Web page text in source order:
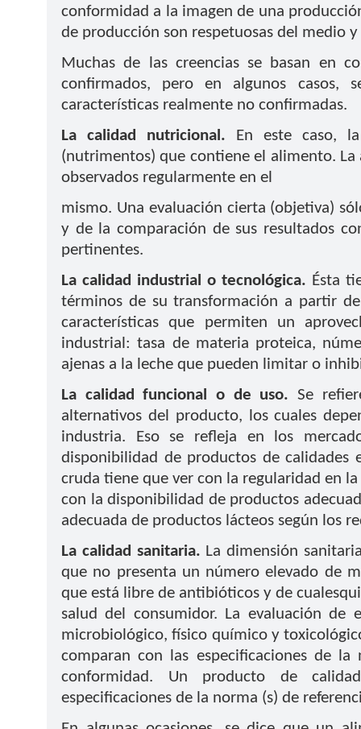
conformidad a la imagen de una
de producción son respetuosas del medio
Muchas de las creencias se basan en
confirmados, pero en algunos
características realmente no confirmadas.
La calidad nutricional. En este caso,
(nutrimentos) que contiene el alimento. La
observados regularmente en el
mismo. Una evaluación cierta (objetiva)
y de la comparación de sus resultados
pertinentes.
La calidad industrial o tecnológica. Ésta
términos de su transformación a partir
características que permiten un
industrial: tasa de materia proteica,
ajenas a la leche que pueden limitar o
La calidad funcional o de uso. Se
alternativos del producto, los cuales
industria. Eso se refleja en los
disponibilidad de productos de calidades
cruda tiene que ver con la regularidad en
con la disponibilidad de productos
adecuada de productos lácteos según los
La calidad sanitaria. La dimensión
que no presenta un número elevado de
que está libre de antibióticos y de
salud del consumidor. La evaluación de
microbiológico, físico químico y
comparan con las especificaciones de
conformidad. Un producto de
especificaciones de la norma (s) de